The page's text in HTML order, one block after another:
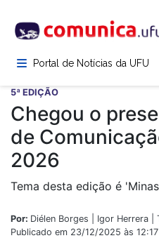
para
conteúdoPortal de Notícias da UFU
5ª EDIÇÃO
Chegou o
de
2026
Tema desta edição é
Por: Diélen Borges | Igor Herrera |
Publicado em 23/12/2025 às